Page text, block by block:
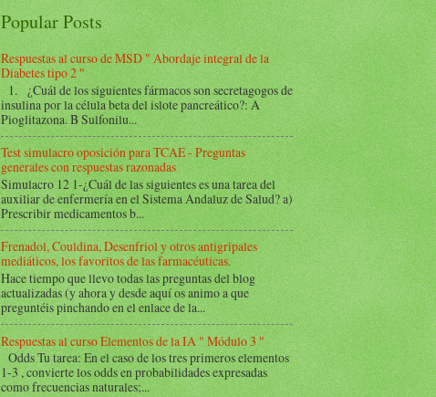
Popular Posts
Respuestas al curso de MSD " Abordaje integral de la
Diabetes tipo 2 "
1. ¿Cuál de los siguientes fármacos son secretagogos de
insulina por la célula beta del islote pancreático?: A
Pioglitazona. B Sulfonilu...
Test simulacro oposición para TCAE - Preguntas
generales con respuestas razonadas
Simulacro 12 1-¿Cuál de las siguientes es una tarea del
auxiliar de enfermería en el Sistema Andaluz de Salud? a)
Prescribir medicamentos b...
Frenadol, Couldina, Desenfriol y otros antigripales
mediáticos, los favoritos de las farmacéuticas.
Hace tiempo que llevo todas las preguntas del blog
actualizadas (y ahora y desde aquí os animo a que
preguntéis pinchando en el enlace de la...
Respuestas al curso Elementos de la IA " Módulo 3 "
Odds Tu tarea: En el caso de los tres primeros elementos
1-3 , convierte los odds en probabilidades expresadas
como frecuencias naturales;...